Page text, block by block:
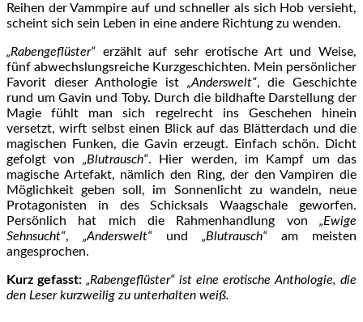
Reihen der Vammpire auf und schneller als sich Hob versieht,
scheint sich sein Leben in eine andere Richtung zu wenden.
„Rabengeflüster“ erzählt auf sehr erotische Art und Weise,
fünf abwechslungsreiche Kurzgeschichten. Mein persönlicher
Favorit dieser Anthologie ist „Anderswelt“, die Geschichte
rund um Gavin und Toby. Durch die bildhafte Darstellung der
Magie fühlt man sich regelrecht ins Geschehen hinein
versetzt, wirft selbst einen Blick auf das Blätterdach und die
magischen Funken, die Gavin erzeugt. Einfach schön. Dicht
gefolgt von „Blutrausch“. Hier werden, im Kampf um das
magische Artefakt, nämlich den Ring, der den Vampiren die
Möglichkeit geben soll, im Sonnenlicht zu wandeln, neue
Protagonisten in des Schicksals Waagschale geworfen.
Persönlich hat mich die Rahmenhandlung von „Ewige
Sehnsucht“, „Anderswelt“ und „Blutrausch“ am meisten
angesprochen.
Kurz gefasst: „Rabengeflüster“ ist eine erotische Anthologie, die
den Leser kurzweilig zu unterhalten weiß.